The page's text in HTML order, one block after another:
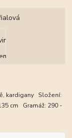
kardigany Složení:
cm Gramáž: 290 -